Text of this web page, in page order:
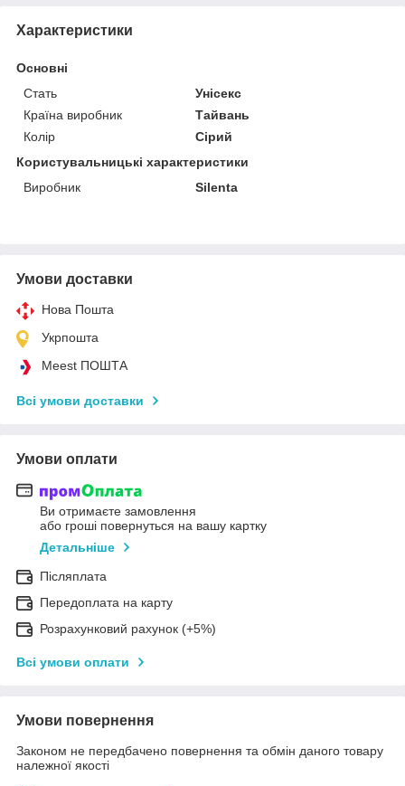
Характеристики
Основні
Стать
Унісекс
Країна виробник
Тайвань
Колір
Сірий
Користувальницькі характеристики
Виробник
Silenta
Умови доставки
Нова Пошта
Укрпошта
Meest ПОШТА
Всі умови доставки
Умови оплати
Ви отримаєте замовлення
або гроші повернуться на вашу картку
Детальніше
Післяплата
Передоплата на карту
Розрахунковий рахунок (+5%)
Всі умови оплати
Умови повернення
Законом не передбачено повернення та обмін даного товару
належної якості